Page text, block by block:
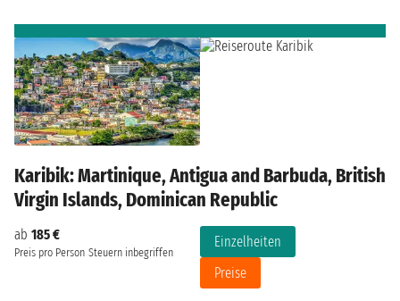
Karibik: Martinique, Antigua and Barbuda, British
Virgin Islands, Dominican Republic
ab 185 €
Preis pro Person Steuern inbegriffen
Einzelheiten
Preise